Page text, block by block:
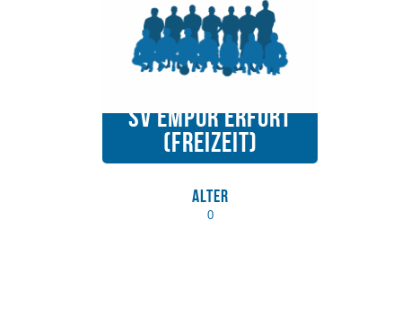
SV Empor Erfurt
(Freizeit)
Alter
0